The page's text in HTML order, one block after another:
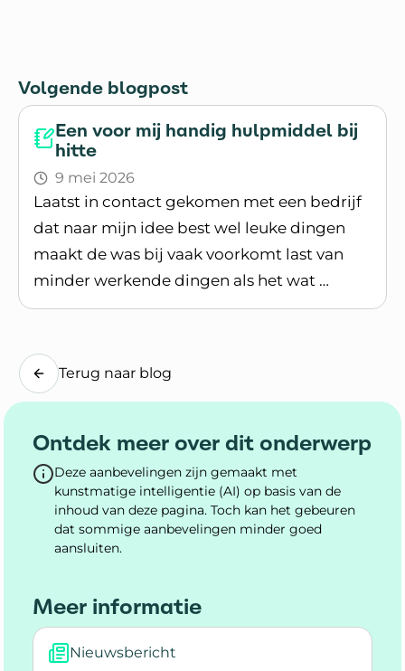
Volgende blogpost
Een voor mij handig hulpmiddel bij
hitte
9 mei 2026
Laatst in contact gekomen met een bedrijf
dat naar mijn idee best wel leuke dingen
maakt de was bij vaak voorkomt last van
minder werkende dingen als het wat …
Lees blogpost
Terug naar blog
Ontdek meer over dit onderwerp
Deze aanbevelingen zijn gemaakt met
kunstmatige intelligentie (AI) op basis van de
inhoud van deze pagina. Toch kan het gebeuren
dat sommige aanbevelingen minder goed
aansluiten.
Meer informatie
Nieuwsbericht